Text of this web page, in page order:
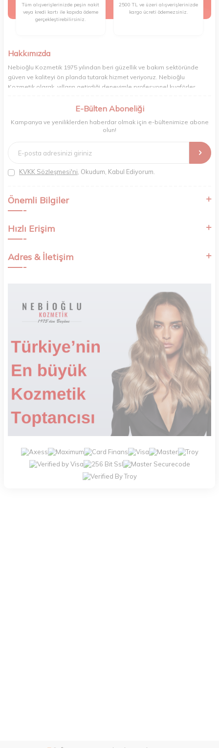
Tüm alışverişlerinizde peşin nakit
veya kredi kartı ile kapıda ödeme
gerçekleştirebilirsiniz.
2500 TL ve üzeri alışverişlerinizde
kargo ücreti ödemezsiniz.
Hakkımızda
Nebioğlu Kozmetik 1975 yılından beri güzellik ve bakım sektöründe
güven ve kaliteyi ön planda tutarak hizmet veriyoruz. Nebioğlu
Kozmetik olarak, yılların getirdiği deneyimle profesyonel kuaförler,
odaklanıyoruz. Doğal içerikleri bilimsel formüllerle birleştirerek saç ve
ihtiyaçlarını dinleyerek her zaman en iyisini sunmayı hedefliyor,
bağlılığımızla güzellik yolculuğunuzda yanınızdayız.
E-Bülten Aboneliği
Kampanya ve yeniliklerden haberdar olmak için e-bültenimize abone
olun!
KVKK Sözleşmesi'ni, Okudum, Kabul Ediyorum.
Önemli Bilgiler
Hızlı Erişim
Adres & İletişim